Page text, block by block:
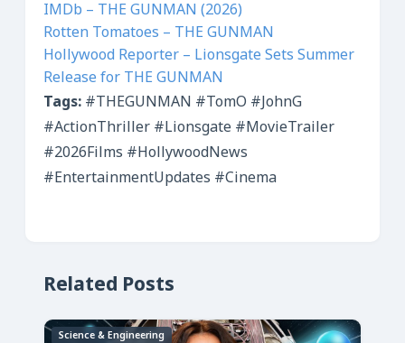
IMDb – THE GUNMAN (2026)
Rotten Tomatoes – THE GUNMAN
Hollywood Reporter – Lionsgate Sets Summer
Release for THE GUNMAN
Tags: #THEGUNMAN #TomO #JohnG
#ActionThriller #Lionsgate #MovieTrailer
#2026Films #HollywoodNews
#EntertainmentUpdates #Cinema
Related Posts
Science & Engineering